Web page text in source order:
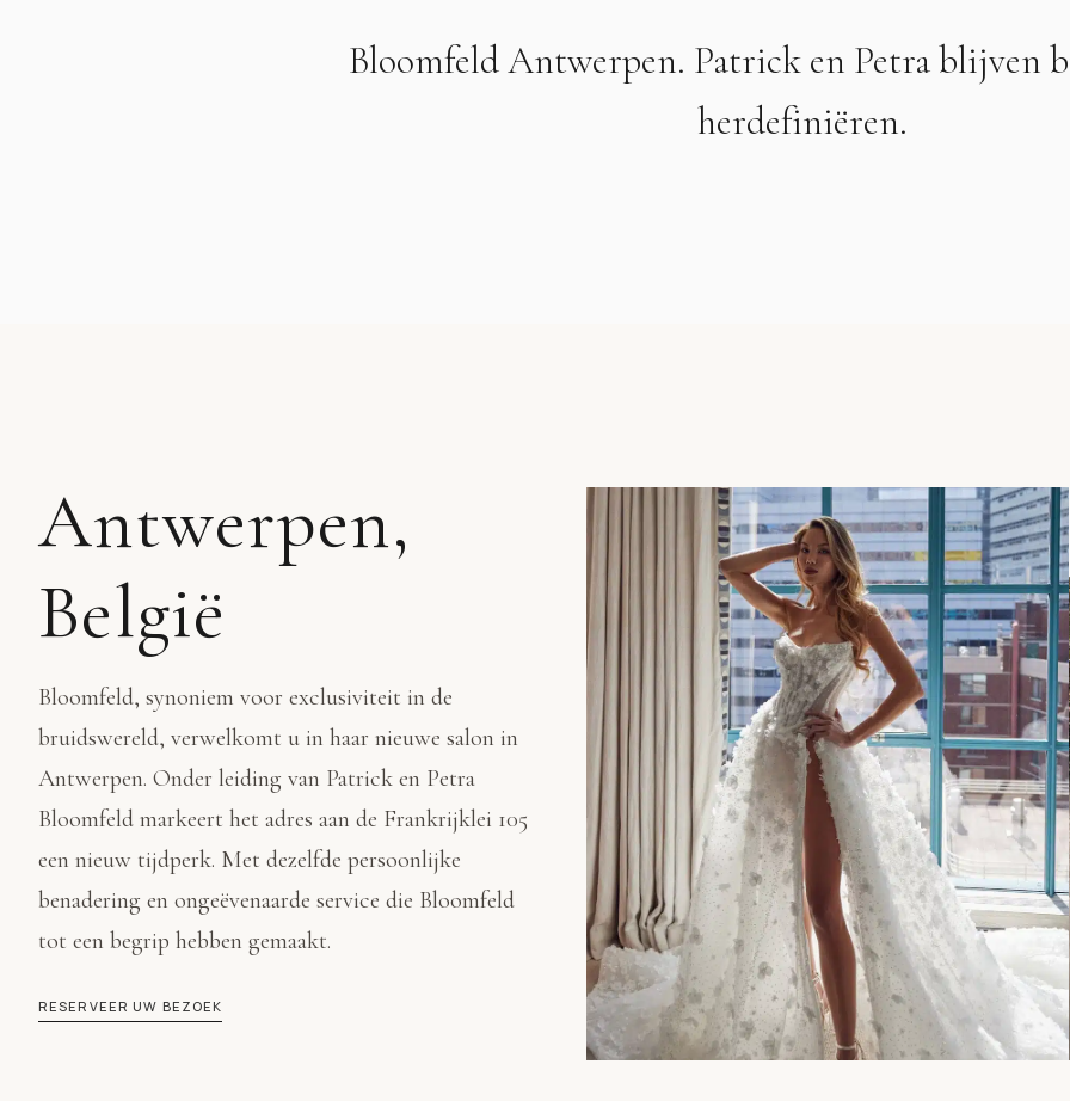
Bloomfeld Antwerpen. Patrick en Petra blijven
herdefiniëren.
Antwerpen,
België
Bloomfeld, synoniem voor exclusiviteit in de
bruidswereld, verwelkomt u in haar nieuwe salon in
Antwerpen. Onder leiding van Patrick en Petra
Bloomfeld markeert het adres aan de Frankrijklei 105
een nieuw tijdperk. Met dezelfde persoonlijke
benadering en ongeëvenaarde service die Bloomfeld
tot een begrip hebben gemaakt.
RESERVEER UW BEZOEK